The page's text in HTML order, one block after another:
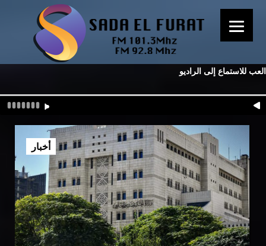
العب للاستماع إلى الراديو
أخبار